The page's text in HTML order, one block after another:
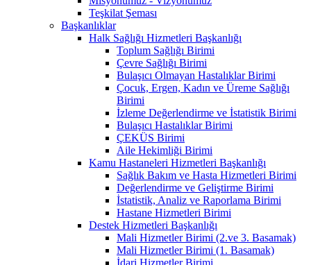
Teşkilat Şeması
Başkanlıklar
Halk Sağlığı Hizmetleri Başkanlığı
Toplum Sağlığı Birimi
Çevre Sağlığı Birimi
Bulaşıcı Olmayan Hastalıklar Birimi
Çocuk, Ergen, Kadın ve Üreme Sağlığı
Birimi
İzleme Değerlendirme ve İstatistik Birimi
Bulaşıcı Hastalıklar Birimi
ÇEKÜS Birimi
Aile Hekimliği Birimi
Kamu Hastaneleri Hizmetleri Başkanlığı
Sağlık Bakım ve Hasta Hizmetleri Birimi
Değerlendirme ve Geliştirme Birimi
İstatistik, Analiz ve Raporlama Birimi
Hastane Hizmetleri Birimi
Destek Hizmetleri Başkanlığı
Mali Hizmetler Birimi (2.ve 3. Basamak)
Mali Hizmetler Birimi (1. Basamak)
İdari Hizmetler Birimi